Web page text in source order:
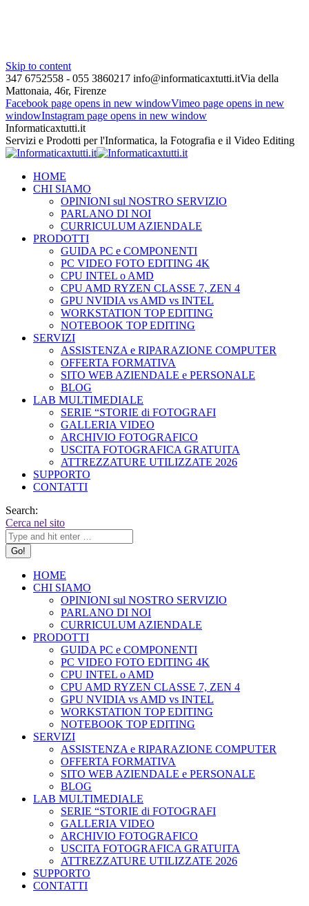
Skip to content
347 6752558 - 055 3860217 info@informaticaxtutti.itVia della
Mattonaia, 46r, Firenze
Facebook page opens in new windowVimeo page opens in new
windowInstagram page opens in new window
Informaticaxtutti.it
Servizi e Prodotti per l'Informatica, la Fotografia e il Video Editing
HOME
CHI SIAMO
OPINIONI sul NOSTRO SERVIZIO
PARLANO DI NOI
CURRICULUM AZIENDALE
PRODOTTI
GUIDA PC e COMPONENTI
PC VIDEO FOTO EDITING 4K
CPU INTEL o AMD
CPU AMD RYZEN CLASSE 7, ZEN 4
GPU NVIDIA vs AMD vs INTEL
WORKSTATION TOP EDITING
NOTEBOOK TOP EDITING
SERVIZI
ASSISTENZA e RIPARAZIONE COMPUTER
OFFERTA FORMATIVA
SITO WEB AZIENDALE e PERSONALE
BLOG
LAB MULTIMEDIALE
SERIE “STORIE di FOTOGRAFI
GALLERIA VIDEO
ARCHIVIO FOTOGRAFICO
USCITA FOTOGRAFICA GRATUITA
ATTREZZATURE UTILIZZATE 2026
SUPPORTO
CONTATTI
Search:
Cerca nel sito
HOME
CHI SIAMO
OPINIONI sul NOSTRO SERVIZIO
PARLANO DI NOI
CURRICULUM AZIENDALE
PRODOTTI
GUIDA PC e COMPONENTI
PC VIDEO FOTO EDITING 4K
CPU INTEL o AMD
CPU AMD RYZEN CLASSE 7, ZEN 4
GPU NVIDIA vs AMD vs INTEL
WORKSTATION TOP EDITING
NOTEBOOK TOP EDITING
SERVIZI
ASSISTENZA e RIPARAZIONE COMPUTER
OFFERTA FORMATIVA
SITO WEB AZIENDALE e PERSONALE
BLOG
LAB MULTIMEDIALE
SERIE “STORIE di FOTOGRAFI
GALLERIA VIDEO
ARCHIVIO FOTOGRAFICO
USCITA FOTOGRAFICA GRATUITA
ATTREZZATURE UTILIZZATE 2026
SUPPORTO
CONTATTI